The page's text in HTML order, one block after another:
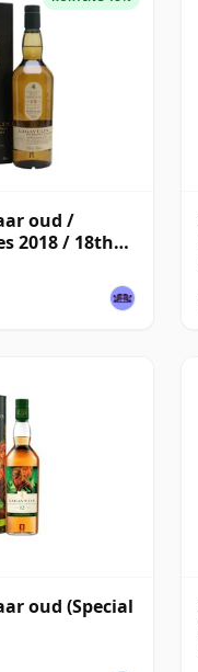
oud /
2018 / 18th
oud (Special